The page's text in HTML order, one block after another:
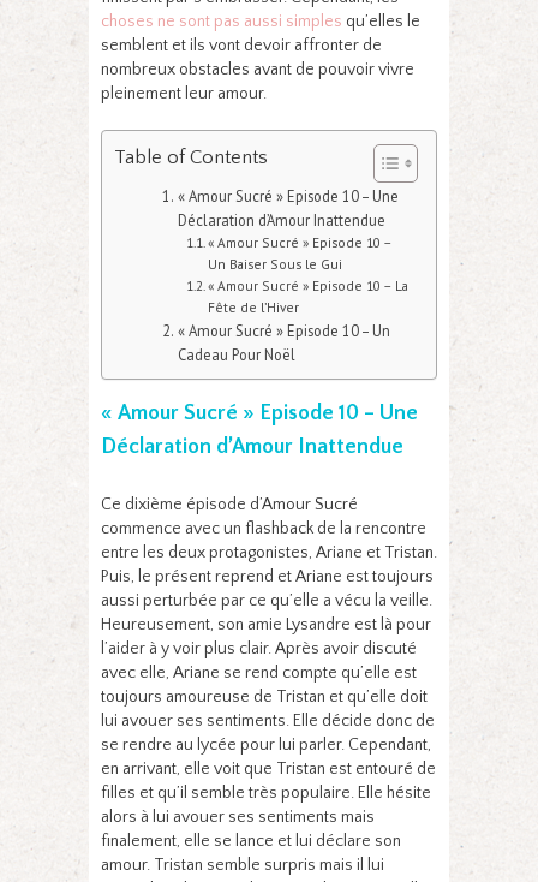
choses ne sont pas aussi simples qu’elles le
semblent et ils vont devoir affronter de
nombreux obstacles avant de pouvoir vivre
pleinement leur amour.
Table of Contents
« Amour Sucré » Episode 10 – Une
Déclaration d’Amour Inattendue
« Amour Sucré » Episode 10 –
Un Baiser Sous le Gui
« Amour Sucré » Episode 10 – La
Fête de l’Hiver
« Amour Sucré » Episode 10 – Un
Cadeau Pour Noël
« Amour Sucré » Episode 10 – Une
Déclaration d’Amour Inattendue
Ce dixième épisode d’Amour Sucré
commence avec un flashback de la rencontre
entre les deux protagonistes, Ariane et Tristan.
Puis, le présent reprend et Ariane est toujours
aussi perturbée par ce qu’elle a vécu la veille.
Heureusement, son amie Lysandre est là pour
l’aider à y voir plus clair. Après avoir discuté
avec elle, Ariane se rend compte qu’elle est
toujours amoureuse de Tristan et qu’elle doit
lui avouer ses sentiments. Elle décide donc de
se rendre au lycée pour lui parler. Cependant,
en arrivant, elle voit que Tristan est entouré de
filles et qu’il semble très populaire. Elle hésite
alors à lui avouer ses sentiments mais
finalement, elle se lance et lui déclare son
amour. Tristan semble surpris mais il lui